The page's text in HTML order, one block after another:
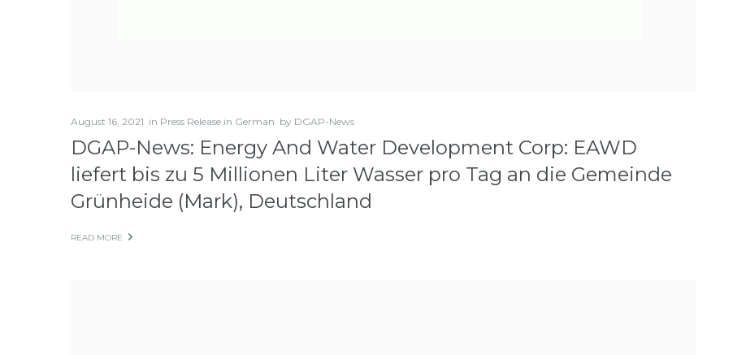
August 16, 2021 in Press Release in German by DGAP-News
DGAP-News: Energy And Water Development Corp: EAWD
liefert bis zu 5 Millionen Liter Wasser pro Tag an die Gemeinde
Grünheide (Mark), Deutschland
READ MORE